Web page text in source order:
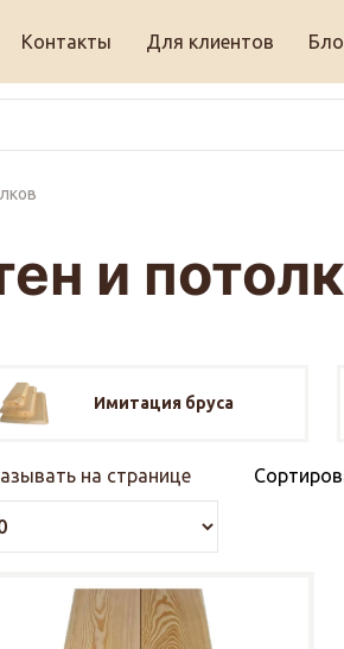
Контакты Для клиентов
и
Имитация бруса
на странице